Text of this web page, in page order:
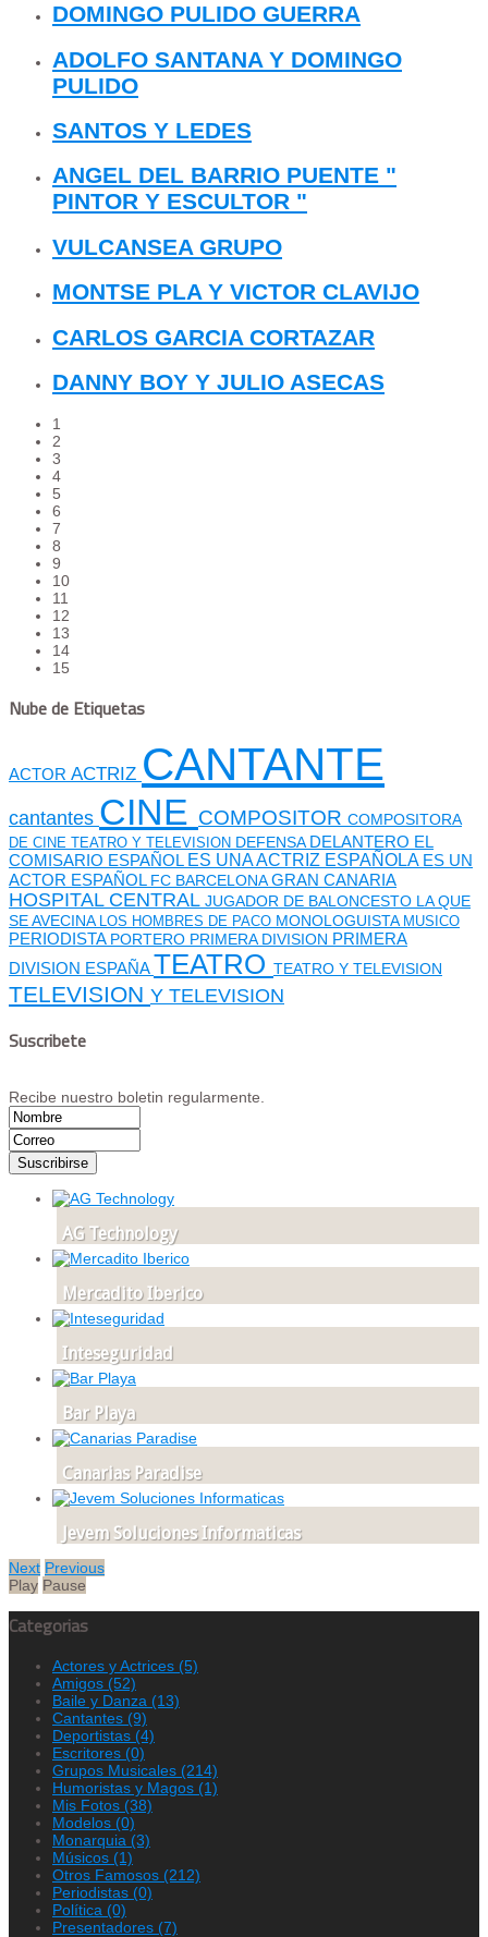
DOMINGO PULIDO GUERRA
ADOLFO SANTANA Y DOMINGO
PULIDO
SANTOS Y LEDES
ANGEL DEL BARRIO PUENTE "
PINTOR Y ESCULTOR "
VULCANSEA GRUPO
MONTSE PLA Y VICTOR CLAVIJO
CARLOS GARCIA CORTAZAR
DANNY BOY Y JULIO ASECAS
1
2
3
4
5
6
7
8
9
10
11
12
13
14
15
Nube de Etiquetas
ACTOR ACTRIZ CANTANTE
cantantes CINE COMPOSITOR COMPOSITORA
DE CINE TEATRO Y TELEVISION DEFENSA DELANTERO EL
COMISARIO ESPAÑOL ES UNA ACTRIZ ESPAÑOLA ES UN
ACTOR ESPAÑOL FC BARCELONAGRAN CANARIA
HOSPITAL CENTRAL JUGADOR DE BALONCESTO LA QUE
SE AVECINA LOS HOMBRES DE PACO MONOLOGUISTA MUSICO
PERIODISTA PORTERO PRIMERA DIVISION PRIMERA
DIVISION ESPAÑATEATRO TEATRO Y TELEVISION
TELEVISION Y TELEVISION
Suscribete
Recibe nuestro boletin regularmente.
AG Technology
Mercadito Iberico
Inteseguridad
Bar Playa
Canarias Paradise
Jevem Soluciones Informaticas
Next Previous
Play Pause
Categorias
Actores y Actrices (5)
Amigos (52)
Baile y Danza (13)
Cantantes (9)
Deportistas (4)
Escritores (0)
Grupos Musicales (214)
Humoristas y Magos (1)
Mis Fotos (38)
Modelos (0)
Monarquia (3)
Músicos (1)
Otros Famosos (212)
Periodistas (0)
Política (0)
Presentadores (7)